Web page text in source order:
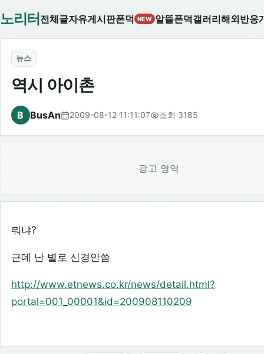
노리터 전체글자유게시판폰덕 NEW 알뜰폰덕갤러리해외반응
뉴스
역시 아이촌
B BusAn 2009-08-12 11:11:07 조회 3185
광고 영역
뭐냐?
근데 난 별로 신경안씀
http://www.etnews.co.kr/news/detail.html?
portal=001_00001&id=200908110209